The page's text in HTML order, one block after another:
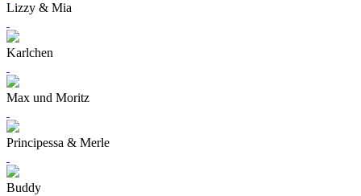
Lizzy & Mia
Karlchen
Max und Moritz
Principessa & Merle
Buddy